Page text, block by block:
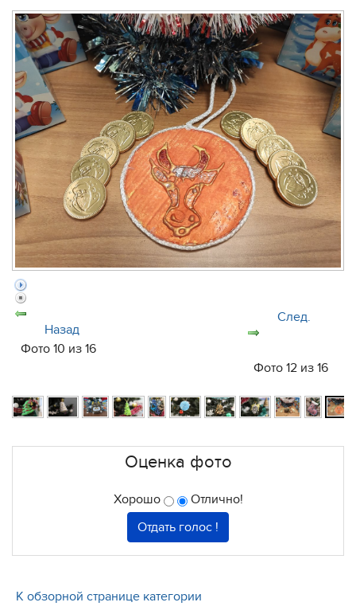
Назад
Фото 10 из 16
След.
Фото 12 из 16
Оценка фото
Хорошо Отлично!
К обзорной странице категории